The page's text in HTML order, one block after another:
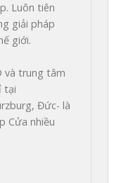
Luôn tiên
giải pháp
giới.
và trung tâm
tại
Đức- là
Cửa nhiều